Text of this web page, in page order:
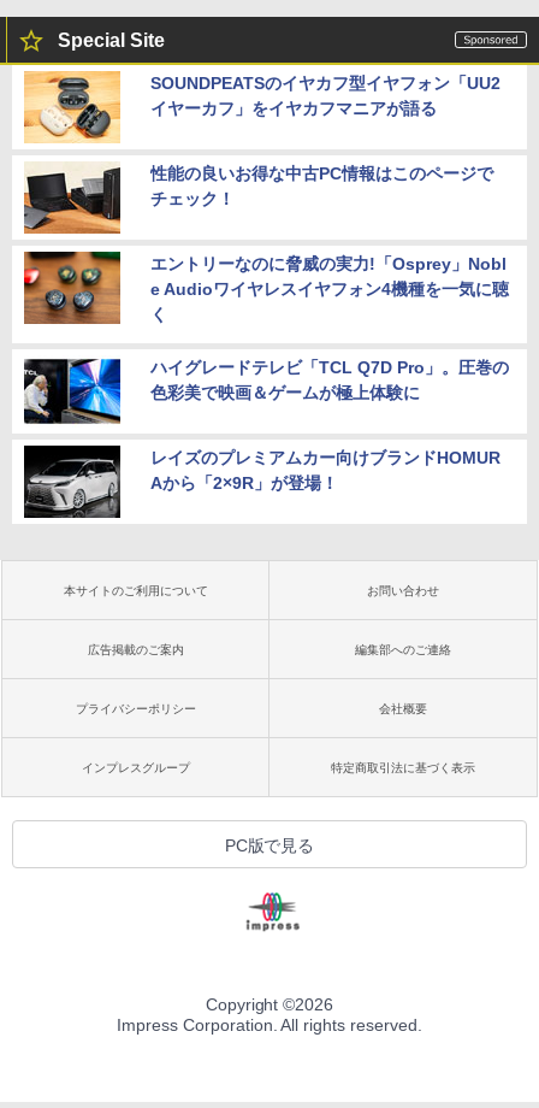
Special Site
SOUNDPEATSのイヤカフ型イヤフォン「UU2
イヤーカフ」をイヤカフマニアが語る
性能の良いお得な中古PC情報はこのページで
チェック！
エントリーなのに脅威の実力!「Osprey」Nobl
e Audioワイヤレスイヤフォン4機種を一気に聴
く
ハイグレードテレビ「TCL Q7D Pro」。圧巻の
色彩美で映画＆ゲームが極上体験に
レイズのプレミアムカー向けブランドHOMUR
Aから「2×9R」が登場！
本サイトのご利用について お問い合わせ
広告掲載のご案内 編集部へのご連絡
プライバシーポリシー 会社概要
インプレスグループ 特定商取引法に基づく表示
PC版で見る
Copyright ©2026
Impress Corporation. All rights reserved.